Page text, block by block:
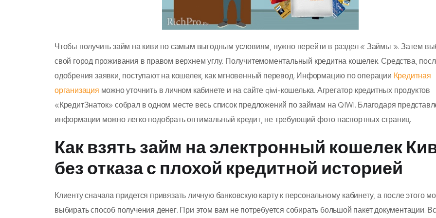
Чтобы получить займ на киви по самым выгодным условиям, нужно перейти в раздел « Займы ». Затем
свой город проживания в правом верхнем углу. Получитемоментальный кредитна кошелек. Средства,
одобрения заявки, поступают на кошелек, как мгновенный перевод. Информацию по операции Кредитная
организация можно уточнить в личном кабинете и на сайте qiwi-кошелька. Агрегатор кредитных продуктов
«КредитЗнаток» собрал в одном месте весь список предложений по займам на QIWI. Благодаря
информации можно легко подобрать оптимальный кредит, не требующий фото паспортных страниц.
Как взять займ на электронный кошелек
без отказа с плохой кредитной историей
Клиенту сначала придется привязать личную банковскую карту к персональному кабинету, а после этого
выбирать способ получения денег. При этом вам не потребуется собирать большой пакет документации.